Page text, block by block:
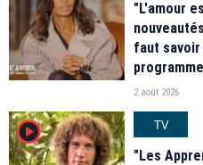
"L'amour
faut savoir
2 août 2026
player2
TV
"Les